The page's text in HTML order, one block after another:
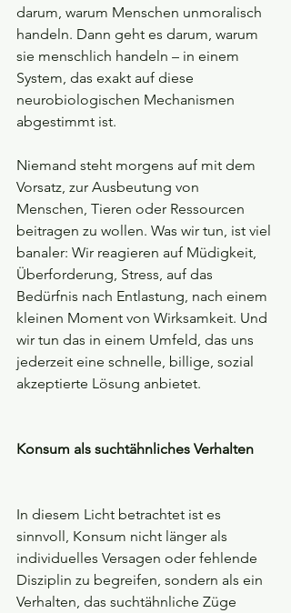
darum, warum Menschen unmoralisch
handeln. Dann geht es darum, warum
sie menschlich handeln – in einem
System, das exakt auf diese
neurobiologischen Mechanismen
abgestimmt ist.
Niemand steht morgens auf mit dem
Vorsatz, zur Ausbeutung von
Menschen, Tieren oder Ressourcen
beitragen zu wollen. Was wir tun, ist viel
banaler: Wir reagieren auf Müdigkeit,
Überforderung, Stress, auf das
Bedürfnis nach Entlastung, nach einem
kleinen Moment von Wirksamkeit. Und
wir tun das in einem Umfeld, das uns
jederzeit eine schnelle, billige, sozial
akzeptierte Lösung anbietet.
Konsum als suchtähnliches Verhalten
In diesem Licht betrachtet ist es
sinnvoll, Konsum nicht länger als
individuelles Versagen oder fehlende
Disziplin zu begreifen, sondern als ein
Verhalten, das suchtähnliche Züge